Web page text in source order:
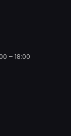
– 18:00